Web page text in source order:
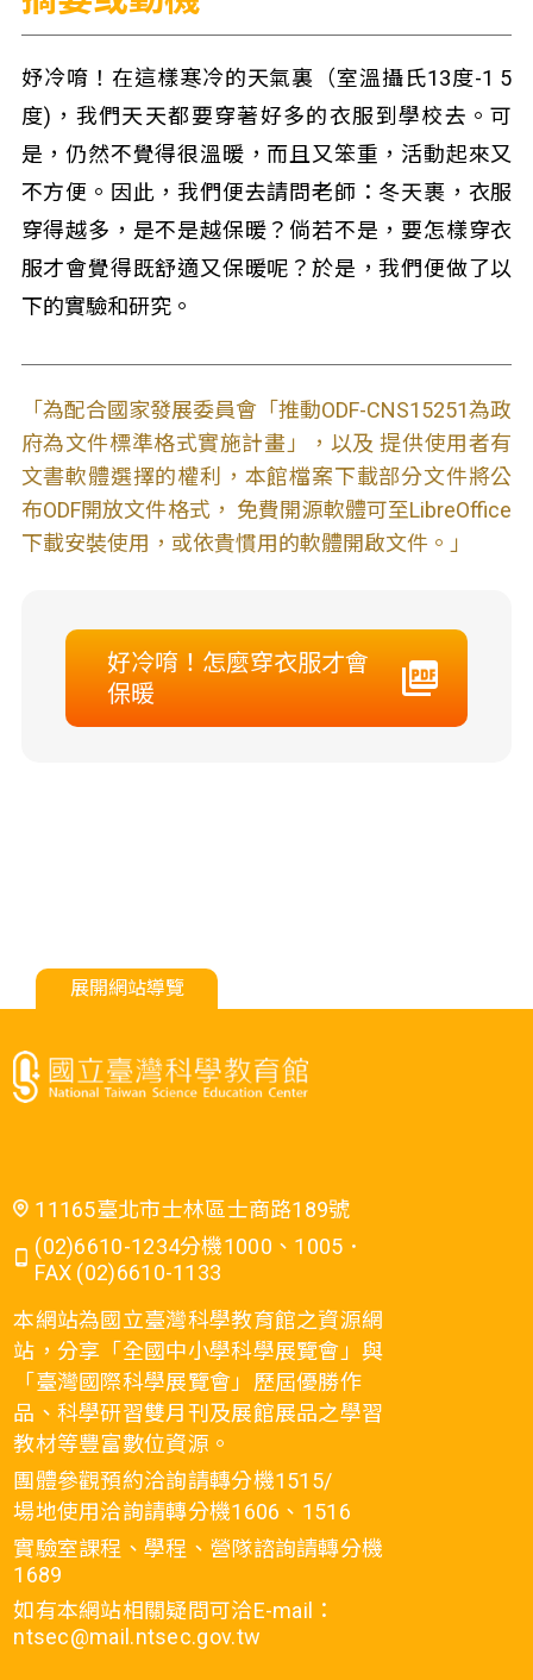
妤冷唷！在這樣寒冷的天氣裏（室溫攝氏13度-1 5
度)，我們天天都要穿著好多的衣服到學校去。可
是，仍然不覺得很溫暖，而且又笨重，活動起來又
不方便。因此，我們便去請問老師：冬天裹，衣服
穿得越多，是不是越保暖？倘若不是，要怎樣穿衣
服才會覺得既舒適又保暖呢？於是，我們便做了以
下的實驗和研究。
「為配合國家發展委員會「推動ODF-CNS15251為政
府為文件標準格式實施計畫」，以及 提供使用者有
文書軟體選擇的權利，本館檔案下載部分文件將公
布ODF開放文件格式， 免費開源軟體可至LibreOffice
下載安裝使用，或依貴慣用的軟體開啟文件。」
好冷唷！怎麼穿衣服才會
保暖
展開網站導覽
11165臺北市士林區士商路189號
(02)6610-1234分機1000、1005．
FAX (02)6610-1133
本網站為國立臺灣科學教育館之資源網
站，分享「全國中小學科學展覽會」與
「臺灣國際科學展覽會」歷屆優勝作
品、科學研習雙月刊及展館展品之學習
教材等豐富數位資源。
團體參觀預約洽詢請轉分機1515/
場地使用洽詢請轉分機1606、1516
實驗室課程、學程、營隊諮詢請轉分機
1689
如有本網站相關疑問可洽E-mail：
ntsec@mail.ntsec.gov.tw